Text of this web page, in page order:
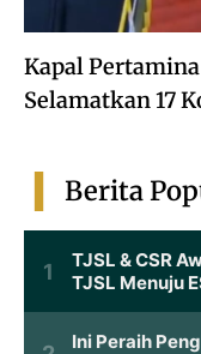
Kapal
Selamatkan 17
Berita